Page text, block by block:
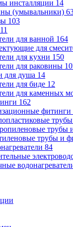
инсталляции 14
(умывальники)
103
для ванной 164
для
для кухни 150
для раковины
для душа 14
для биде 12
для каменных
162
фитинги
трубы
трубы и
84